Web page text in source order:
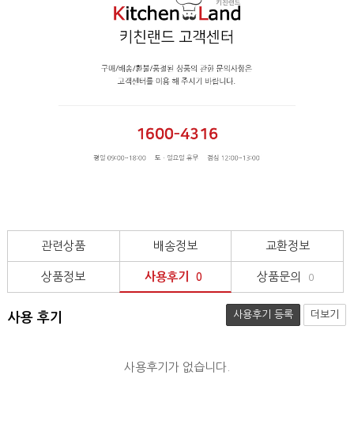
관련상품 배송정보 교환정보
상품정보 사용후기 0 상품문의 0
사용 후기 사용후기 등록 더보기
사용후기가 없습니다.